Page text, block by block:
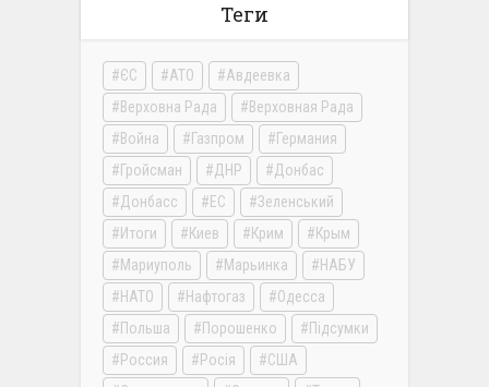
Теги
ЄС АТО
Авдеевка
Верховна Рада
Верховная Рада
Война
Газпром
Германия
Гройсман
ДНР
Донбас
Донбасс
ЕС
Зеленський
Итоги
Киев Крим
Крым
Мариуполь
Марьинка
НАБУ
НАТО
Нафтогаз
Одесса
Польша
Порошенко
Підсумки
Россия
Росія
США